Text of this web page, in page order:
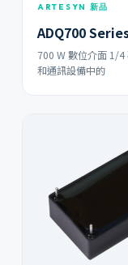
ARTESYN 新品
ADQ700
700 W 數位介面 1/4
和通訊設備中的